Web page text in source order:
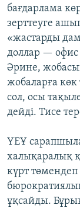
бағдарлама
зерттеуге
«жастарды
доллар —
Әрине,
жобаларға
сол, осы
дейді. Тисе
ҮЕҰ
халықаралық
күрт төмендеп
ұқсайды.